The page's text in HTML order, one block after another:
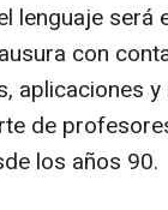
lenguaje será
con
aplicaciones
de
los años 90.